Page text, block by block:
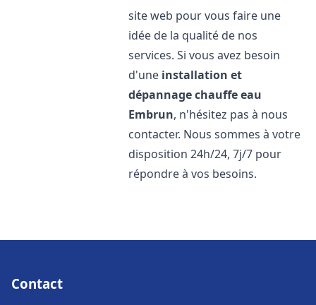
site web pour vous faire une
idée de la qualité de nos
services. Si vous avez besoin
d'une installation et
dépannage chauffe eau
Embrun, n'hésitez pas à nous
contacter. Nous sommes à votre
disposition 24h/24, 7j/7 pour
répondre à vos besoins.
Contact